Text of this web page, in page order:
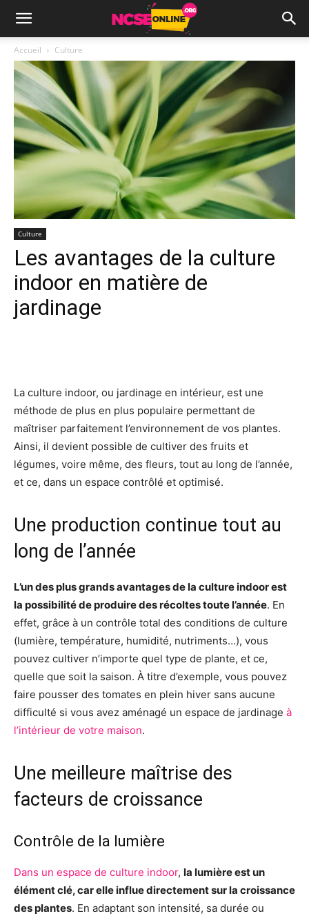
Accueil Culture
Culture
Les avantages de la culture
indoor en matière de
jardinage
La culture indoor, ou jardinage en intérieur, est une
méthode de plus en plus populaire permettant de
maîtriser parfaitement l’environnement de vos plantes.
Ainsi, il devient possible de cultiver des fruits et
légumes, voire même, des fleurs, tout au long de l’année,
et ce, dans un espace contrôlé et optimisé.
Une production continue tout au
long de l’année
L’un des plus grands avantages de la culture indoor est
la possibilité de produire des récoltes toute l’année. En
effet, grâce à un contrôle total des conditions de culture
(lumière, température, humidité, nutriments…), vous
pouvez cultiver n’importe quel type de plante, et ce,
quelle que soit la saison. À titre d’exemple, vous pouvez
faire pousser des tomates en plein hiver sans aucune
difficulté si vous avez aménagé un espace de jardinage à
l’intérieur de votre maison.
Une meilleure maîtrise des
facteurs de croissance
Contrôle de la lumière
Dans un espace de culture indoor, la lumière est un
élément clé, car elle influe directement sur la croissance
des plantes. En adaptant son intensité, sa durée ou